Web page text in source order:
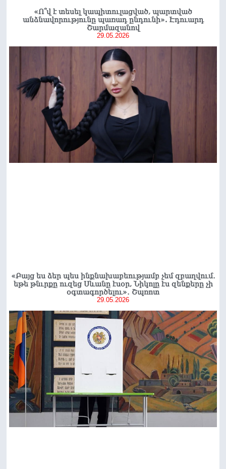
«Ո՞վ է տեսել կապիտուլացված, պարտված
անձնավորությունը պառադ ընդունի». Էդուարդ
Շարմազանով
29.05.2026
«Բայց ես ձեր պես ինքնախաբեությամբ չեմ զբաղվում․
եթե թնւրքը ուզեց Սևանը էսօր, Նիկոլը էս զենքերը չի
օգտագործելու»․ Շպռոտ
29.05.2026